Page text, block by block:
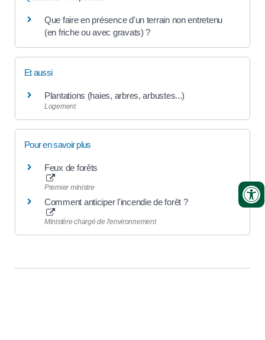
Que faire en présence d'un terrain non entretenu
(en friche ou avec gravats) ?
Et aussi
Plantations (haies, arbres, arbustes...)
Logement
Pour en savoir plus
Feux de forêts
Premier ministre
Comment anticiper l'incendie de forêt ?
Ministère chargé de l'environnement